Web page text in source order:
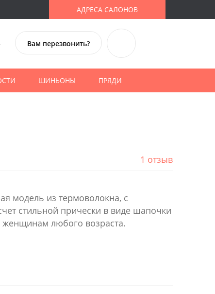
АДРЕСА САЛОНОВ
Вам перезвонить?
ШИНЬОНЫ ПРЯДИ
1 отзыв
модель из термоволокна, с
стильной прически в виде шапочки
любого возраста.